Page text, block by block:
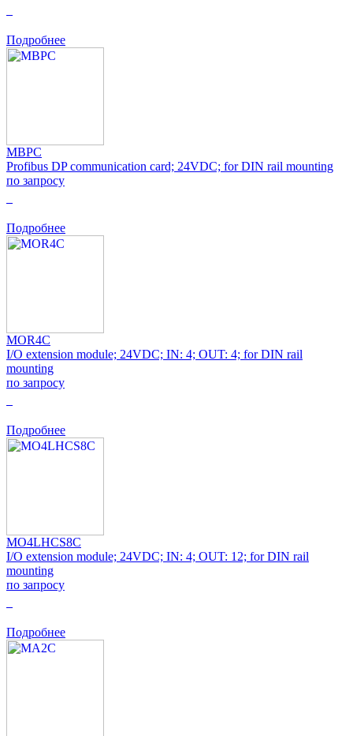
Подробнее
MBPC
Profibus DP communication card; 24VDC; for DIN rail mounting
по запросу
Подробнее
MOR4C
I/O extension module; 24VDC; IN: 4; OUT: 4; for DIN rail
mounting
по запросу
Подробнее
MO4LHCS8C
I/O extension module; 24VDC; IN: 4; OUT: 12; for DIN rail
mounting
по запросу
Подробнее